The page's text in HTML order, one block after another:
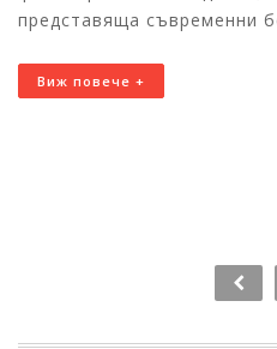
представяща съвременни
Виж повече +